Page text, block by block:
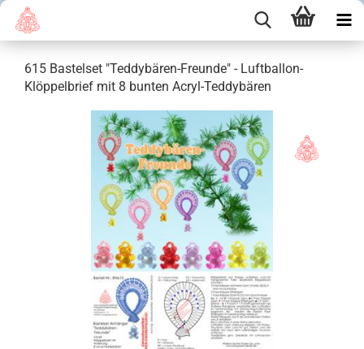
615 Bastelset "Teddybären-Freunde" - Luftballon-
Klöppelbrief mit 8 bunten Acryl-Teddybären